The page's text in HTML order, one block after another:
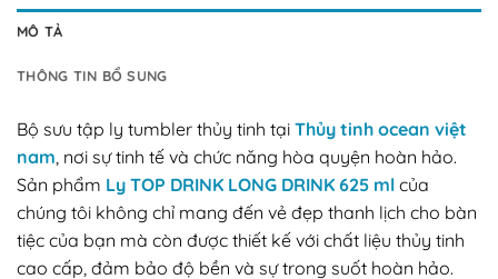
MÔ TẢ
THÔNG TIN BỔ SUNG
Bộ sưu tập ly tumbler thủy tinh tại Thủy tinh ocean việt
nam, nơi sự tinh tế và chức năng hòa quyện hoàn hảo.
Sản phẩm Ly TOP DRINK LONG DRINK 625 ml của
chúng tôi không chỉ mang đến vẻ đẹp thanh lịch cho bàn
tiệc của bạn mà còn được thiết kế với chất liệu thủy tinh
cao cấp, đảm bảo độ bền và sự trong suốt hoàn hảo.